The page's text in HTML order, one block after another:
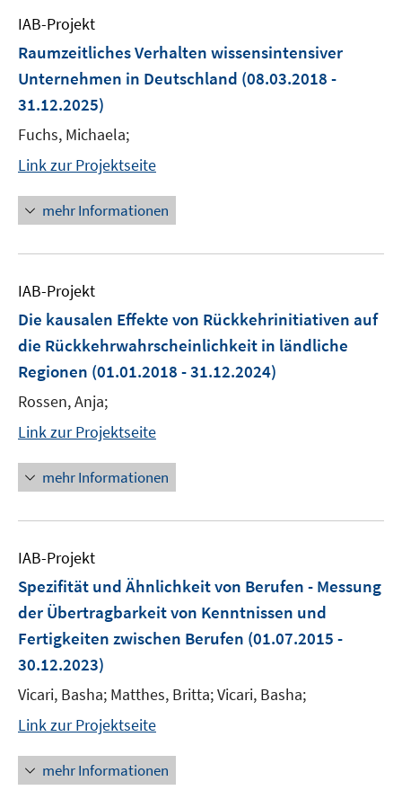
IAB-Projekt
Raumzeitliches Verhalten wissensintensiver
Unternehmen in Deutschland (08.03.2018 -
31.12.2025)
Fuchs, Michaela;
Link zur Projektseite
mehr Informationen
IAB-Projekt
Die kausalen Effekte von Rückkehrinitiativen auf
die Rückkehrwahrscheinlichkeit in ländliche
Regionen (01.01.2018 - 31.12.2024)
Rossen, Anja;
Link zur Projektseite
mehr Informationen
IAB-Projekt
Spezifität und Ähnlichkeit von Berufen - Messung
der Übertragbarkeit von Kenntnissen und
Fertigkeiten zwischen Berufen (01.07.2015 -
30.12.2023)
Vicari, Basha; Matthes, Britta; Vicari, Basha;
Link zur Projektseite
mehr Informationen